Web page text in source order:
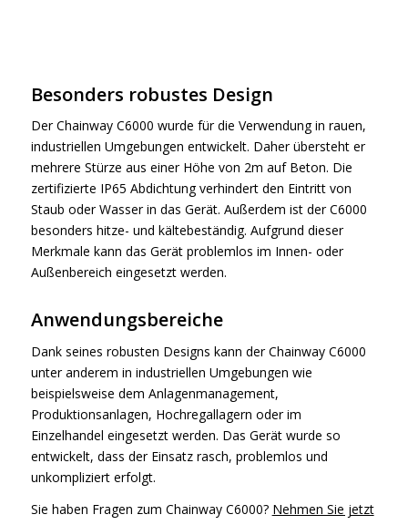
Besonders robustes Design
Der Chainway C6000 wurde für die Verwendung in rauen,
industriellen Umgebungen entwickelt. Daher übersteht er
mehrere Stürze aus einer Höhe von 2m auf Beton. Die
zertifizierte IP65 Abdichtung verhindert den Eintritt von
Staub oder Wasser in das Gerät. Außerdem ist der C6000
besonders hitze- und kältebeständig. Aufgrund dieser
Merkmale kann das Gerät problemlos im Innen- oder
Außenbereich eingesetzt werden.
Anwendungsbereiche
Dank seines robusten Designs kann der Chainway C6000
unter anderem in industriellen Umgebungen wie
beispielsweise dem Anlagenmanagement,
Produktionsanlagen, Hochregallagern oder im
Einzelhandel eingesetzt werden. Das Gerät wurde so
entwickelt, dass der Einsatz rasch, problemlos und
unkompliziert erfolgt.
Sie haben Fragen zum Chainway C6000? Nehmen Sie jetzt